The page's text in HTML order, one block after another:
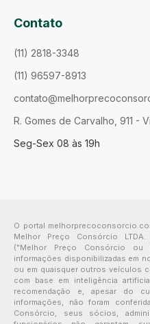
Contato
(11) 2818-3348
(11) 96597-8913
R. Gomes de Carvalho, 911 -
Seg-Sex 08 às 19h
O portal
Melhor Preço Consórcio LTDA.
("Melhor Preço Consórcio ou
informações disponibilizadas em
ou em quaisquer outros veículos
com base em inteligência
recomendação e, apesar do
informações, não foram
Consórcio, seus sócios,